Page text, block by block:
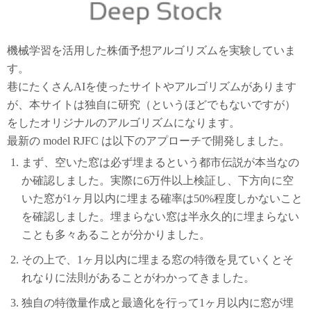
機械学習を活用した株価予想アルゴリズムを実験していま
す。
巷にたくさんAIを使ったサイトやアルゴリズムがあります
が、本サイトは独自に研究（というほどでもないですが）
をしたオリジナルのアルゴリズムになります。
最新の model RJFC は以下のアプローチで開発しました。
まず、空いた窓は必ず埋まるという都市伝説が本当なの
か確認しました。実際に6万件以上検証し、下方向に空
いた窓が1ヶ月以内に埋まる確率は50%程度しかないこと
を確認しました。埋まらない窓は半永久的に埋まらない
ことも多々あることが分かりました。
その上で、1ヶ月以内に埋まる窓の特徴を見ていくとそ
れなりに法則があることがわかってきました。
独自の特徴量作成と最適化を行って1ヶ月以内に窓が埋